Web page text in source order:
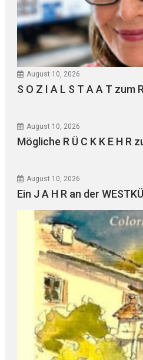
August 10, 2026
S O Z I A L S T A A T zum
August 10, 2026
Mögliche R Ü C K K E H R
August 10, 2026
Ein J A H R an der